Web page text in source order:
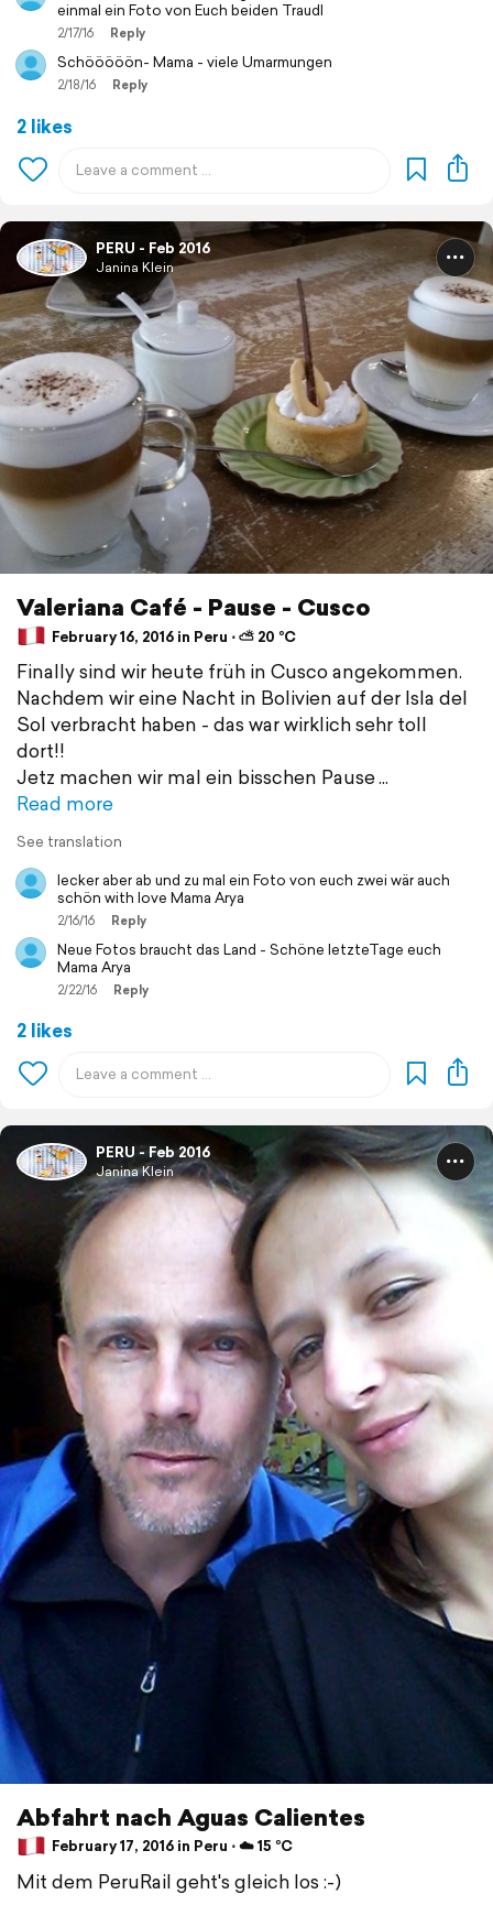
einmal ein Foto von Euch beiden Traudl
2/17/16 Reply
Schööööön- Mama - viele Umarmungen
2/18/16 Reply
2 likes
PERU - Feb 2016
Janina Klein
Valeriana Café - Pause - Cusco
February 16, 2016 in Peru ⋅ ⛅ 20 °C
Finally sind wir heute früh in Cusco angekommen.
Nachdem wir eine Nacht in Bolivien auf der Isla del
Sol verbracht haben - das war wirklich sehr toll
dort!!
Jetz machen wir mal ein bisschen Pause
Read more
See translation
lecker aber ab und zu mal ein Foto von euch zwei wär auch
schön with love Mama Arya
2/16/16 Reply
Neue Fotos braucht das Land - Schöne letzteTage euch
Mama Arya
2/22/16 Reply
2 likes
PERU - Feb 2016
Janina Klein
Abfahrt nach Aguas Calientes
February 17, 2016 in Peru ⋅ ☁️ 15 °C
Mit dem PeruRail geht's gleich los :-)